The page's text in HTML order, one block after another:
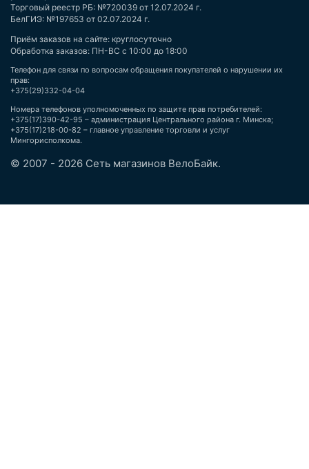
Торговый реестр РБ: №720039 от 12.07.2024 г.
БелГИЭ: №197653 от 02.07.2024 г.
Приём заказов на сайте: круглосуточно
Обработка заказов: ПН-ВС с 10:00 до 18:00
Телефон для связи по вопросам обращения покупателей о нарушении их
прав:
+375(29)332-04-04
Номера телефонов уполномоченных по защите прав потребителей:
+375(17)390-42-95 – администрация Центрального района г. Минска;
+375(17)218-00-82 – главное управление торговли и услуг
Мингорисполкома.
© 2007 - 2026 Сеть магазинов ВелоБайк.